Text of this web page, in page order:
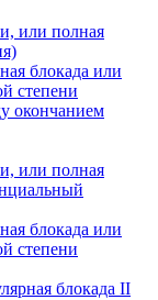
или полная
блокада или
степени
окончанием
или полная
блокада или
степени
блокада II